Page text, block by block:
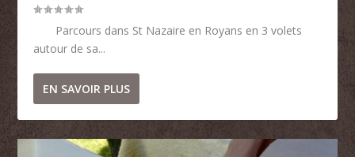
Parcours dans St Nazaire en Royans en 3 volets
autour de sa...
EN SAVOIR PLUS